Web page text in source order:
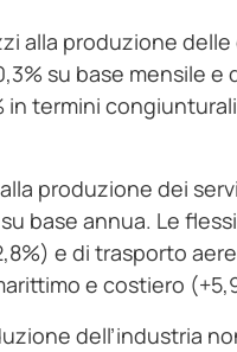
alla produzione
su base mensile e
in termini
produzione dei
base annua. Le
e di trasporto
e costiero
dell’industria